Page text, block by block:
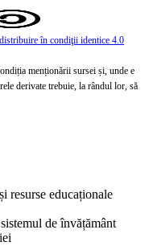
în condiţii identice 4.0
menționării sursei și, unde e
derivate trebuie, la rândul lor, să
resurse educaționale
de învățământ